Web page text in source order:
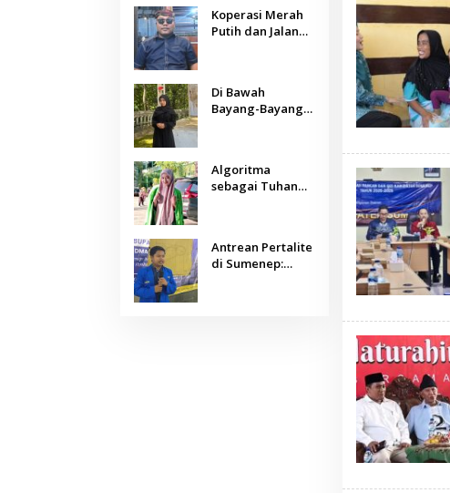
Negara Berpihak
kepada Petani?
Koperasi Merah
Putih dan Jalan
Di Bawah
Bayang-Bayang
Era Kecerdasan
Buatan
Algoritma
sebagai Tuhan
Antrean Pertalite
di Sumenep: